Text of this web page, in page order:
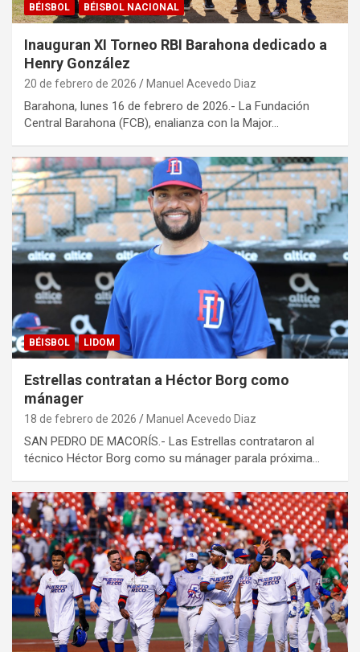
BÉISBOL BÉISBOL NACIONAL
Inauguran XI Torneo RBI Barahona dedicado a
Henry González
20 de febrero de 2026 Manuel Acevedo Diaz
Barahona, lunes 16 de febrero de 2026.- La Fundación
Central Barahona (FCB), enalianza con la Major…
BÉISBOL LIDOM
Estrellas contratan a Héctor Borg como
mánager
18 de febrero de 2026 Manuel Acevedo Diaz
SAN PEDRO DE MACORÍS.- Las Estrellas contrataron al
técnico Héctor Borg como su mánager parala próxima…